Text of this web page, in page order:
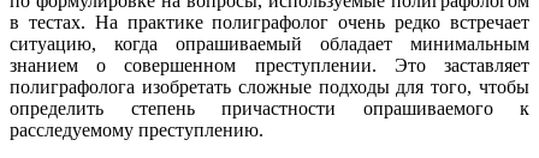
в тестах. На практике полиграфолог очень редко встречает
ситуацию, когда опрашиваемый обладает минимальным
знанием о совершенном преступлении. Это заставляет
полиграфолога изобретать сложные подходы для того, чтобы
определить степень причастности опрашиваемого к
расследуемому преступлению.